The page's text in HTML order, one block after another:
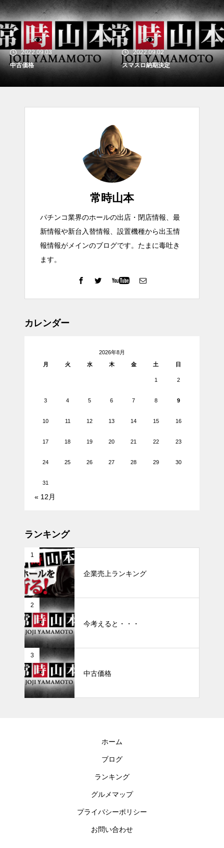
2022.09.03
中古価格
2022.09.02
スマスロ納期決定
常時山本
パチンコ業界のホールの出店・閉店情報、最
新情報や新台入替情報、設置機種から出玉情
報情報がメインのブログです。たまに毒吐き
ます。
カレンダー
2026年8月
月
火 水 木 金 土 日
1 2
3 4 5 6 7 8 9
10 11 12 13 14 15 16
17 18 19 20 21 22 23
24 25 26 27 28 29 30
31
« 12月
ランキング
1
企業売上ランキング
2
今考えると・・・
3
中古価格
ホーム
ブログ
ランキング
グルメマップ
プライバシーポリシー
お問い合わせ